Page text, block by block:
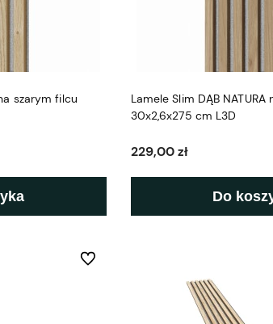
szarym filcu
Lamele Slim DĄB
30x2,6x275 cm L3D
229,00 zł
Do
Do ulubionych